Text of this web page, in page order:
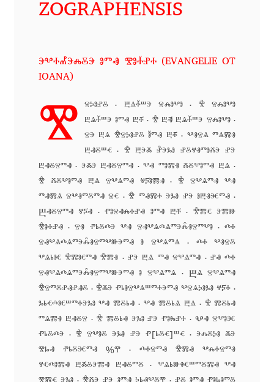
Alexei Vanyashin
Alfredo Marco Pradil
Aliaksei Koval
Amy Cox
Anastasia Larina
Andrea Tartarelli
Andreas Eigendorf
Andreas Nolda
Andrew Kensler
Andrey Kudryavtsev
Andrij Shevchenko
ZOGRAPHENSIS
ⰅⰂⰀⰌⰅⰎⰋⰅ ⰑⰕⰟ ⰊⰑⰀ̆ⰐⰀ (EVANGELIE OT
IOANA)
Ⰺ
ⱄⰽⱁⱀⰻ · ⰱⱑⰰ̆ⱎⰵ ⱄⰾⱁⰲⱁ · ⰺ҅ ⱄⰾⱁⰲⱁ
ⰱⱑⰰ̆ⱎⰵ ⱁⱅⱏ ⰱ҃ⰰ · ⰺ҅ ⰱ҃ⱏ ⰱⱑⰰ̆ⱎⰵ ⱄⰾⱁⰲⱁ ·
ⱄⰵ ⰱⱑ ⰺ҅ⱄⰽⱁⱀⰻ ⱁ̆ⱅⱏ ⰱ҃ⰰ · ⰲⱐⱄⱑ ⱅⱑⰿⱐ
ⰱⱏⰻⱎⱔ · ⰺ҅ ⰱⰵⰶ ⱀ̑ⰵⰳⱁ ⱀⰻⱍⱐⱅⱁⰶⰵ ⱀⰵ
ⰱⱏⰻⱄⱅⱏ · ⰵⰶⰵ ⰱⱏⰻⱄⱅⱏ · ⰲⱏ ⱅⱁⰿⱐ ⰶⰻⰲⱁⱅⱏ ⰱⱑ ·
ⰺ҅ ⰶⰻⰲⱁⱅⱏ ⰱⱑ ⱄⰲⱑⱅⱏ ⱍ҃ⰽⱁⰿⱏ · ⰺ҅ ⱄⰲⱑⱅⱏ ⰲⱏ
ⱅⱏⰿⱑ ⱄⰲⱐⱅⰻⱅⱏ ⱄⱔ · ⰺ҅ ⱅⱏⰿⰰ ⰵⰳⱁ ⱀⰵ ⱁⰱⱐⱗⱅⱏ ·
Ⰱⱏⰻⱄⱅⱏ ⱍ҃ⰽⱏ · ⱂⱁⱄⱏⰾⰰⱀⱏ ⱁⱅⱏ ⰱ҃ⰰ · ⰺ҅ⰿⱔ ⰵⰿⱆ
ⰺ҅ⱁⰰⱀⱏ · ⱄⱐ ⱂⱃⰻⰴⰵ ⰲⱏ ⱄⱏⰲⱑⰴⱑⱅⰵⰾ̑ⱐⱄⱅⰲⱁ · ⰴⰰ
ⱄⱏⰲⱑⰴⱑⱅⰵⰾ̑ⱐⱄⱅⰲⱆⰵⱅⱏ ⱁ ⱄⰲⱑⱅⱑ · ⰴⰰ ⰲⱐⱄⰻ
ⰲⱑⱃⱘ ⰺ҅ⰿⱘⱅⱏ ⰺ҅ⰿⱐ · ⱀⰵ ⰱⱑ ⱅⱏ ⱄⰲⱑⱅⱏ · ⱀⱏ ⰴⰰ
ⱄⱏⰲⱑⰴⱑⱅⰵⰾ̑ⱐⱄⱅⰲⱆⰵⱅⱏ ⱁ ⱄⰲⱑⱅⱑ · Ⰱⱑ ⱄⰲⱑⱅⱏ
ⰺ҅ⱄⱅⰻⱀⱏⱀⱏⰻ · ⰺ҅ⰶⰵ ⱂⱃⱁⱄⰲⱑⱎⱅⰰⰵⱅⱏ ⰲⱄⱑⰽⱁⰳⱁ ⱍ҃ⰽⰰ ·
ⰳⱃⱔⰴⱘⱎⱅⰰⰵⰳⱁ ⰲⱏ ⰿⰻⱃⱏ · ⰲⱏ ⰿⰻⱃⱑ ⰱⱑ · ⰺ҅ ⰿⰻⱃⱏ
ⱅⱑⰿⱐ ⰱⱏⰻⱄ · ⰺ҅ ⰿⰻⱃⱏ ⰵⰳⱁ ⱀⰵ ⱂⱁⰸⱀⰰ · Ⰲⱏ ⱄⰲⱁⱗ
ⱂⱃⰻⰴⰵ · ⰺ҅ ⱄⰲⱁⰻ ⰵⰳⱁ ⱀⰵ ⱂ[ⱃⰻⱔ]ⱎⱔ · ⰵⰾⰻⰽⱁ ⰶⰵ
ⰺⱈⱏ ⱂⱃⰻⱗⱅⱏ %ⰹ · ⰴⰰⱄⱅⱏ ⰺ҅ⰿⱏ ⰲⰾⰰⱄⱅⱐ
ⱍⱔⰴⱁⰿⱏ ⰱ҃ⰶⰻⰵⰿⱏ ⰱⱏⰻⱅⰻ · ⰲⱑⱃⱆⱙⱎⱅⰻⰿⱏ ⰲⱏ